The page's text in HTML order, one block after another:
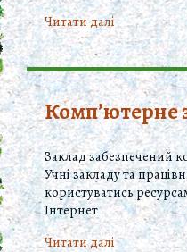
Читати далi
Комп’ютерне
Заклад забезпечений
Учні закладу та
користуватись
Інтернет
Читати далi